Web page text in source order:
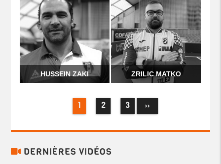
HUSSEIN ZAKI ZRILIC MATKO
1 2 3 ››
DERNIÈRES VIDÉOS